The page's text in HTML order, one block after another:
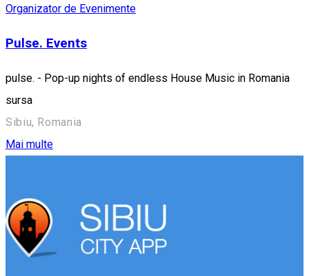
Organizator de Evenimente
Pulse. Events
pulse. - Pop-up nights of endless House Music in Romania
sursa
Sibiu, Romania
Mai multe